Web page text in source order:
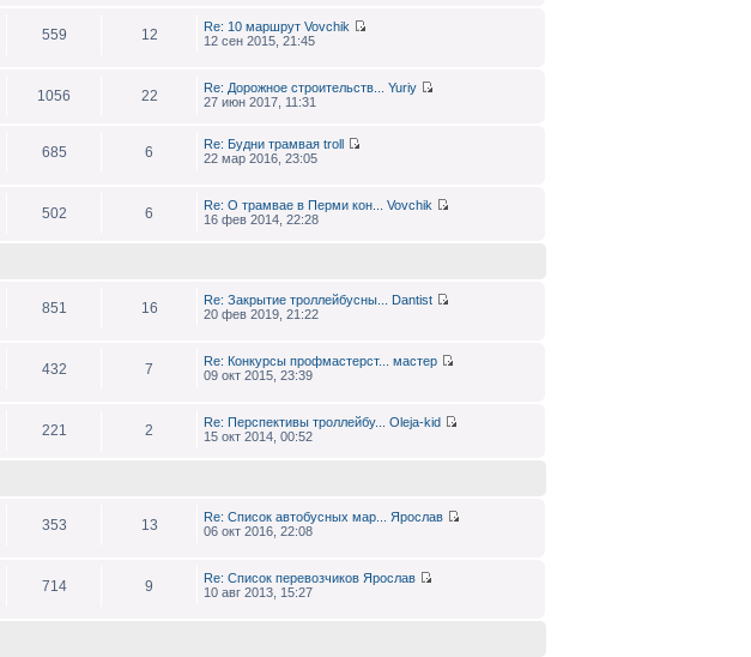
559 12 Re: 10 маршрут Vovchik
12 сен 2015, 21:45
1056 22 Re: Дорожное строительств...
Yuriy
27 июн 2017, 11:31
685 6 Re: Будни трамвая troll
22 мар 2016, 23:05
502 6 Re: О трамвае в Перми кон...
Vovchik
16 фев 2014, 22:28
851 16 Re: Закрытие троллейбусны...
Dantist
20 фев 2019, 21:22
432 7 Re: Конкурсы профмастерст...
мастер
09 окт 2015, 23:39
221 2 Re: Перспективы троллейбу...
Oleja-kid
15 окт 2014, 00:52
353 13 Re: Список автобусных мар...
Ярослав
06 окт 2016, 22:08
714 9 Re: Список перевозчиков Ярослав
10 авг 2013, 15:27